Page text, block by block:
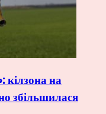
кілзона на
збільшилася